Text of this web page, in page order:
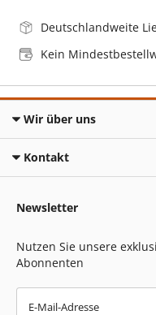
Deutschlandweite
Kein
Wir über uns
Kontakt
Newsletter
Nutzen Sie unsere
Abonnenten
E-Mail-Adresse